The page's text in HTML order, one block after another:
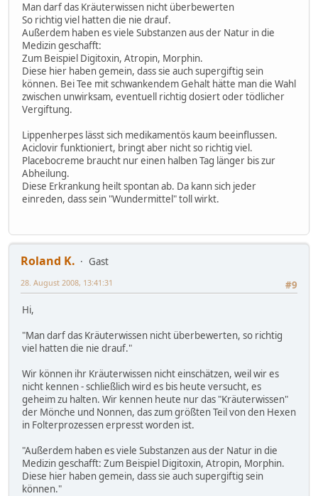
Man darf das Kräuterwissen nicht überbewerten
So richtig viel hatten die nie drauf.
Außerdem haben es viele Substanzen aus der Natur in die
Medizin geschafft:
Zum Beispiel Digitoxin, Atropin, Morphin.
Diese hier haben gemein, dass sie auch supergiftig sein
können. Bei Tee mit schwankendem Gehalt hätte man die Wahl
zwischen unwirksam, eventuell richtig dosiert oder tödlicher
Vergiftung.
Lippenherpes lässt sich medikamentös kaum beeinflussen.
Aciclovir funktioniert, bringt aber nicht so richtig viel.
Placebocreme braucht nur einen halben Tag länger bis zur
Abheilung.
Diese Erkrankung heilt spontan ab. Da kann sich jeder
einreden, dass sein "Wundermittel" toll wirkt.
Roland K.
Gast
#9
28. August 2008, 13:41:31
Hi,
"Man darf das Kräuterwissen nicht überbewerten, so richtig
viel hatten die nie drauf."
Wir können ihr Kräuterwissen nicht einschätzen, weil wir es
nicht kennen - schließlich wird es bis heute versucht, es
geheim zu halten. Wir kennen heute nur das "Kräuterwissen"
der Mönche und Nonnen, das zum größten Teil von den Hexen
in Folterprozessen erpresst worden ist.
"Außerdem haben es viele Substanzen aus der Natur in die
Medizin geschafft: Zum Beispiel Digitoxin, Atropin, Morphin.
Diese hier haben gemein, dass sie auch supergiftig sein
können."